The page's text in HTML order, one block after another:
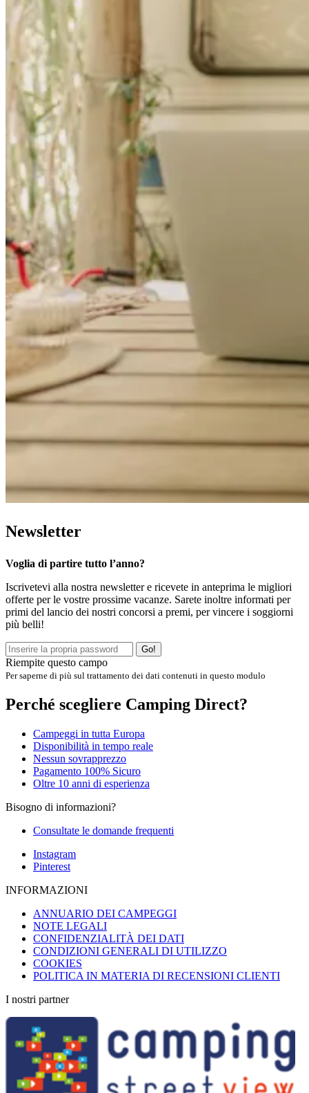
Newsletter
Voglia di partire tutto l’anno?
Iscrivetevi alla nostra newsletter e ricevete in anteprima le migliori
offerte per le vostre prossime vacanze. Sarete inoltre informati per
primi del lancio dei nostri concorsi a premi, per vincere i soggiorni
più belli!
Go!
Riempite questo campo
Per saperne di più sul trattamento dei dati contenuti in questo modulo
Perché scegliere Camping Direct?
Campeggi in tutta Europa
Disponibilità in tempo reale
Nessun sovrapprezzo
Pagamento 100% Sicuro
Oltre 10 anni di esperienza
Bisogno di informazioni?
Consultate le domande frequenti
Instagram
Pinterest
INFORMAZIONI
ANNUARIO DEI CAMPEGGI
NOTE LEGALI
CONFIDENZIALITÀ DEI DATI
CONDIZIONI GENERALI DI UTILIZZO
COOKIES
POLITICA IN MATERIA DI RECENSIONI CLIENTI
I nostri partner